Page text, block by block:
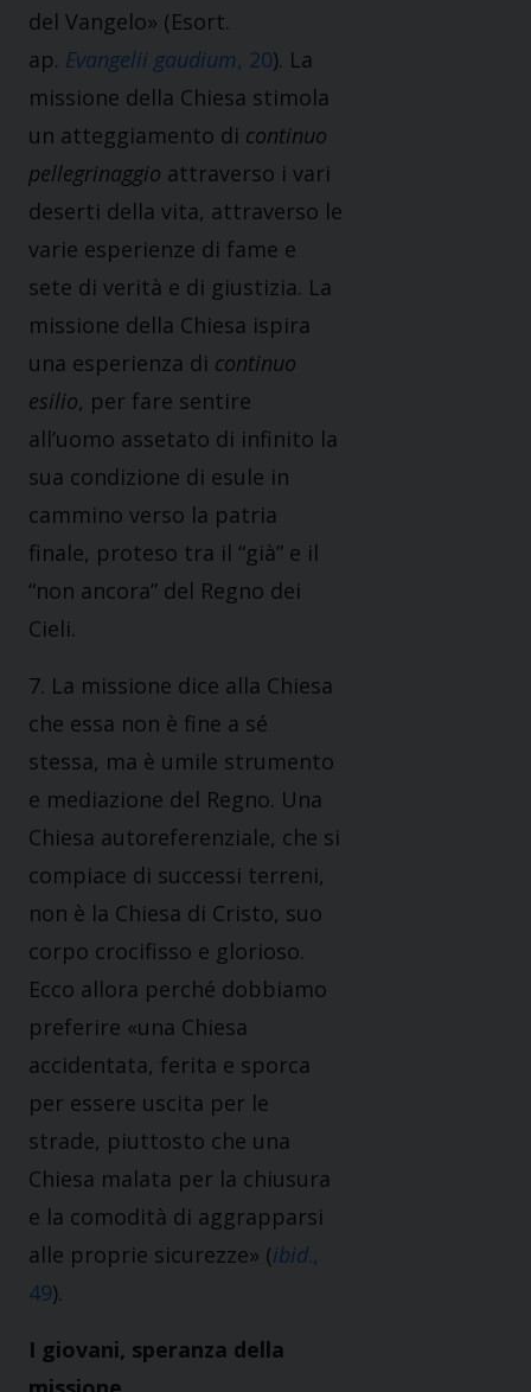
del Vangelo» (Esort.
ap. Evangelii gaudium, 20). La
missione della Chiesa stimola
un atteggiamento di continuo
pellegrinaggio attraverso i vari
deserti della vita, attraverso le
varie esperienze di fame e
sete di verità e di giustizia. La
missione della Chiesa ispira
una esperienza di continuo
esilio, per fare sentire
all’uomo assetato di infinito la
sua condizione di esule in
cammino verso la patria
finale, proteso tra il “già” e il
“non ancora” del Regno dei
Cieli.
7. La missione dice alla Chiesa
che essa non è fine a sé
stessa, ma è umile strumento
e mediazione del Regno. Una
Chiesa autoreferenziale, che si
compiace di successi terreni,
non è la Chiesa di Cristo, suo
corpo crocifisso e glorioso.
Ecco allora perché dobbiamo
preferire «una Chiesa
accidentata, ferita e sporca
per essere uscita per le
strade, piuttosto che una
Chiesa malata per la chiusura
e la comodità di aggrapparsi
alle proprie sicurezze» (ibid.,
49).
I giovani, speranza della